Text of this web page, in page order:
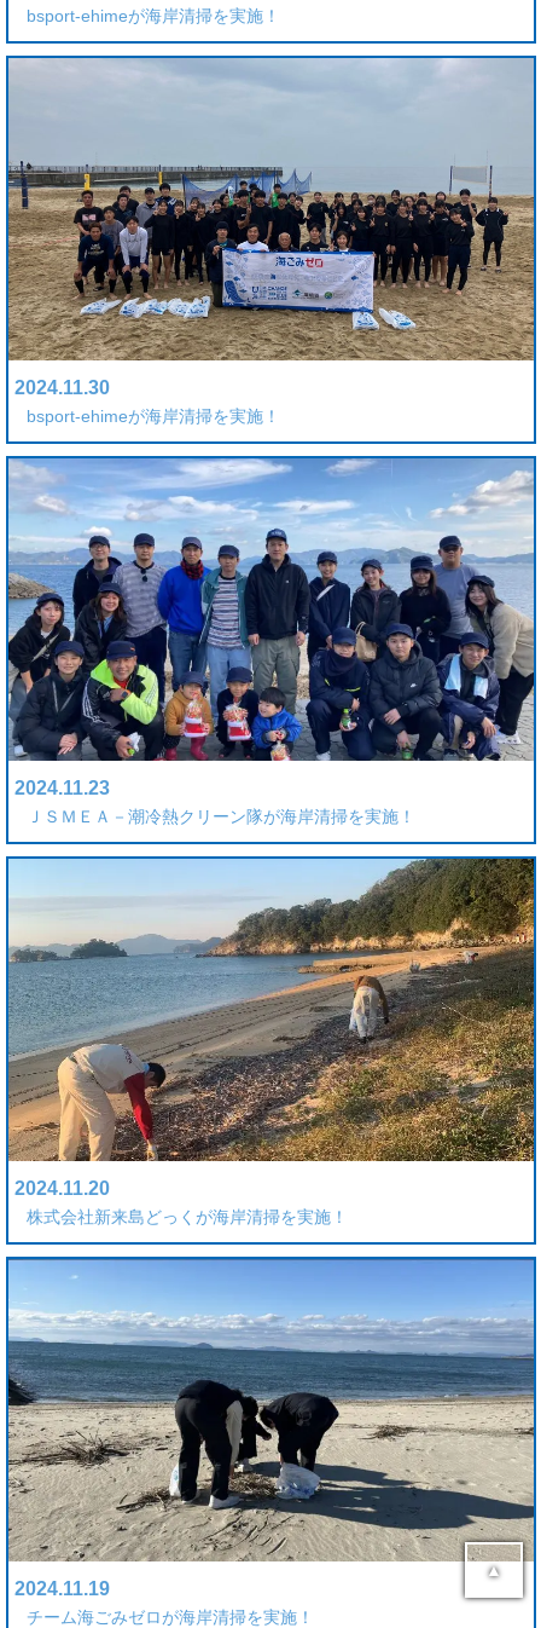
bsport-ehimeが海岸清掃を実施！
2024.11.30
bsport-ehimeが海岸清掃を実施！
2024.11.23
ＪＳＭＥＡ－潮冷熱クリーン隊が海岸清掃を実施！
2024.11.20
株式会社新来島どっくが海岸清掃を実施！
2024.11.19
チーム海ごみゼロが海岸清掃を実施！
▲